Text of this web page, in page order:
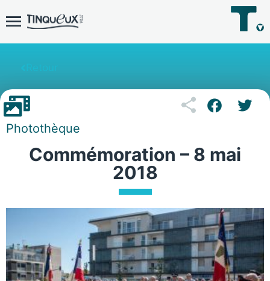
Photothèque
Commémoration – 8 mai
2018